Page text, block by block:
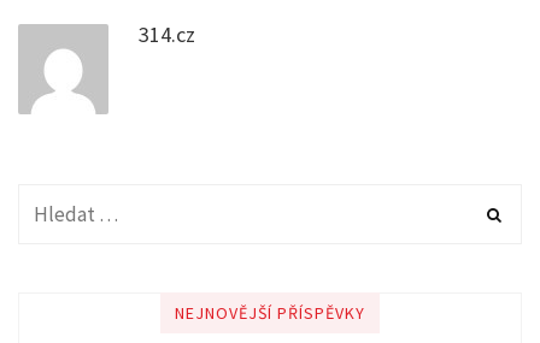
314.cz
NEJNOVĚJŠÍ PŘÍSPĚVKY